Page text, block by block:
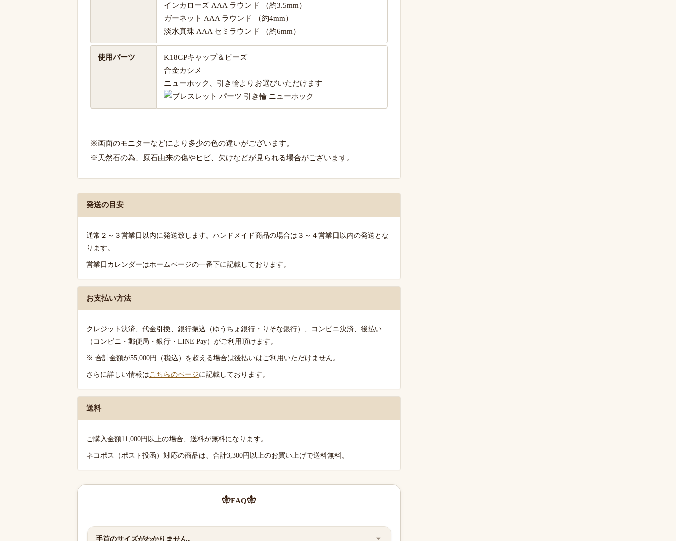
インカローズ AAA ラウンド （約3.5mm）
ガーネット AAA ラウンド （約4mm）
淡水真珠 AAA セミラウンド （約6mm）
使用パーツ
K18GPキャップ＆ビーズ
合金カシメ
ニューホック、引き輪よりお選びいただけます
※画面のモニターなどにより多少の色の違いがございます。
※天然石の為、原石由来の傷やヒビ、欠けなどが見られる場合がございます。
い・
の
発送の目安
通常２～３営業日以内に発送致します。ハンドメイド商品の場合は３～４営業日以内の発送とな
ります。
営業日カレンダーはホームページの一番下に記載しております。
お支払い方法
クレジット決済、代金引換、銀行振込（ゆうちょ銀行・りそな銀行）、コンビニ決済、後払い
（コンビニ・郵便局・銀行・LINE Pay）がご利用頂けます。
※ 合計金額が55,000円（税込）を超える場合は後払いはご利用いただけません。
さらに詳しい情報は こちらのページに記載しております。
送料
ご購入金額11,000円以上の場合、送料が無料になります。
ネコポス（ポスト投函）対応の商品は、合計3,300円以上のお買い上げで送料無料。
FAQ
手首のサイズがわかりません。